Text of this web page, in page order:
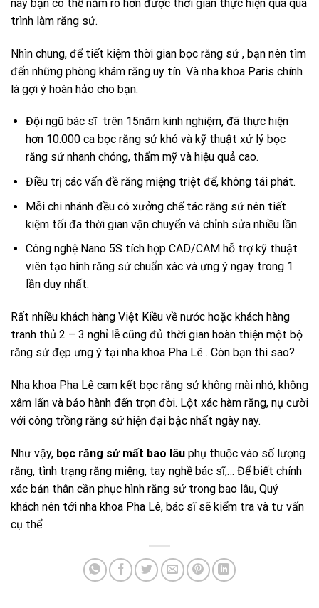
này bạn có thể nắm rõ hơn được thời gian thực hiện quá quá
trình làm răng sứ.
Nhìn chung, để tiết kiệm thời gian bọc răng sứ , bạn nên tìm
đến những phòng khám răng uy tín. Và nha khoa Paris chính
là gợi ý hoàn hảo cho bạn:
Đội ngũ bác sĩ trên 15năm kinh nghiệm, đã thực hiện
hơn 10.000 ca bọc răng sứ khó và kỹ thuật xử lý bọc
răng sứ nhanh chóng, thẩm mỹ và hiệu quả cao.
Điều trị các vấn đề răng miệng triệt để, không tái phát.
Mỗi chi nhánh đều có xưởng chế tác răng sứ nên tiết
kiệm tối đa thời gian vận chuyển và chỉnh sửa nhiều lần.
Công nghệ Nano 5S tích hợp CAD/CAM hỗ trợ kỹ thuật
viên tạo hình răng sứ chuẩn xác và ưng ý ngay trong 1
lần duy nhất.
Rất nhiều khách hàng Việt Kiều về nước hoặc khách hàng
tranh thủ 2 – 3 nghỉ lễ cũng đủ thời gian hoàn thiện một bộ
răng sứ đẹp ưng ý tại nha khoa Pha Lê . Còn bạn thì sao?
Nha khoa Pha Lê cam kết bọc răng sứ không mài nhỏ, không
xâm lấn và bảo hành đến trọn đời. Lột xác hàm răng, nụ cười
với công trồng răng sứ hiện đại bậc nhất ngày nay.
Như vậy, bọc răng sứ mất bao lâu phụ thuộc vào số lượng
răng, tình trạng răng miệng, tay nghề bác sĩ,… Để biết chính
xác bản thân cần phục hình răng sứ trong bao lâu, Quý
khách nên tới nha khoa Pha Lê, bác sĩ sẽ kiểm tra và tư vấn
cụ thể.